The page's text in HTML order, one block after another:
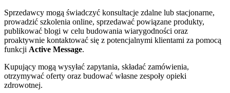
Sprzedawcy mogą świadczyć konsultacje zdalne lub stacjonarne,
prowadzić szkolenia online, sprzedawać powiązane produkty,
publikować blogi w celu budowania wiarygodności oraz
proaktywnie kontaktować się z potencjalnymi klientami za pomocą
funkcji Active Message.
Kupujący mogą wysyłać zapytania, składać zamówienia,
otrzymywać oferty oraz budować własne zespoły opieki
zdrowotnej.